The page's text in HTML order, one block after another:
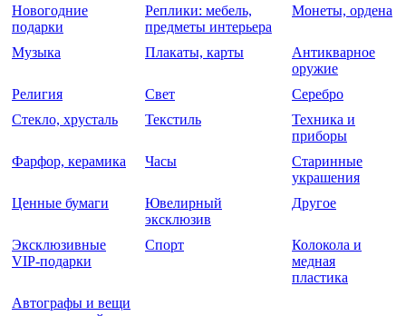
Новогодние
подарки
Реплики: мебель,
предметы интерьера
Монеты, ордена
Музыка Плакаты, карты
Антикварное
оружие
Религия
Свет
Серебро
Стекло, хрусталь
Текстиль
Техника и
приборы
Фарфор, керамика
Часы
Старинные
украшения
Ценные бумаги
Ювелирный
эксклюзив
Другое
Эксклюзивные
VIP-подарки
Спорт
Колокола и
медная
пластика
Автографы и вещи